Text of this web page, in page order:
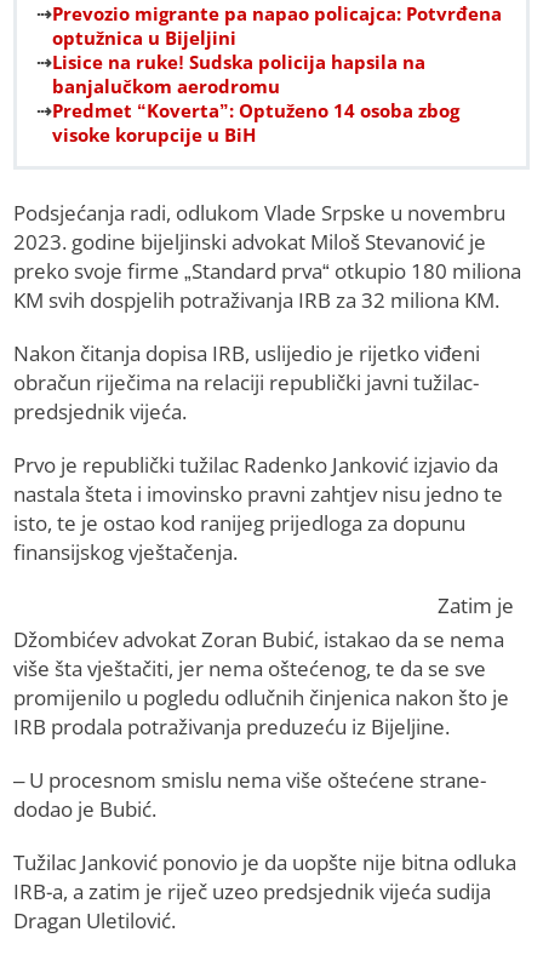
Prevozio migrante pa napao policajca: Potvrđena
optužnica u Bijeljini
Lisice na ruke! Sudska policija hapsila na
banjalučkom aerodromu
Predmet “Koverta”: Optuženo 14 osoba zbog
visoke korupcije u BiH
Podsjećanja radi, odlukom Vlade Srpske u novembru
2023. godine bijeljinski advokat Miloš Stevanović je
preko svoje firme „Standard prva“ otkupio 180 miliona
KM svih dospjelih potraživanja IRB za 32 miliona KM.
Nakon čitanja dopisa IRB, uslijedio je rijetko viđeni
obračun riječima na relaciji republički javni tužilac-
predsjednik vijeća.
Prvo je republički tužilac Radenko Janković izjavio da
nastala šteta i imovinsko pravni zahtjev nisu jedno te
isto, te je ostao kod ranijeg prijedloga za dopunu
finansijskog vještačenja.
Zatim je
Džombićev advokat Zoran Bubić, istakao da se nema
više šta vještačiti, jer nema oštećenog, te da se sve
promijenilo u pogledu odlučnih činjenica nakon što je
IRB prodala potraživanja preduzeću iz Bijeljine.
– U procesnom smislu nema više oštećene strane-
dodao je Bubić.
Tužilac Janković ponovio je da uopšte nije bitna odluka
IRB-a, a zatim je riječ uzeo predsjednik vijeća sudija
Dragan Uletilović.